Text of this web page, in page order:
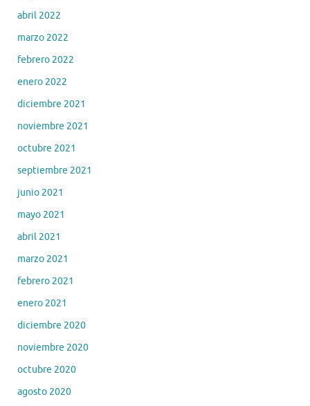
abril 2022
marzo 2022
febrero 2022
enero 2022
diciembre 2021
noviembre 2021
octubre 2021
septiembre 2021
junio 2021
mayo 2021
abril 2021
marzo 2021
febrero 2021
enero 2021
diciembre 2020
noviembre 2020
octubre 2020
agosto 2020